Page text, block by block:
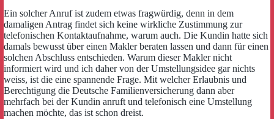
Ein solcher Anruf ist zudem etwas fragwürdig, denn in dem
damaligen Antrag findet sich keine wirkliche Zustimmung zur
telefonischen Kontaktaufnahme, warum auch. Die Kundin hatte sich
damals bewusst über einen Makler beraten lassen und dann für einen
solchen Abschluss entschieden. Warum dieser Makler nicht
informiert wird und ich daher von der Umstellungsidee gar nichts
weiss, ist die eine spannende Frage. Mit welcher Erlaubnis und
Berechtigung die Deutsche Familienversicherung dann aber
mehrfach bei der Kundin anruft und telefonisch eine Umstellung
machen möchte, das ist schon dreist.